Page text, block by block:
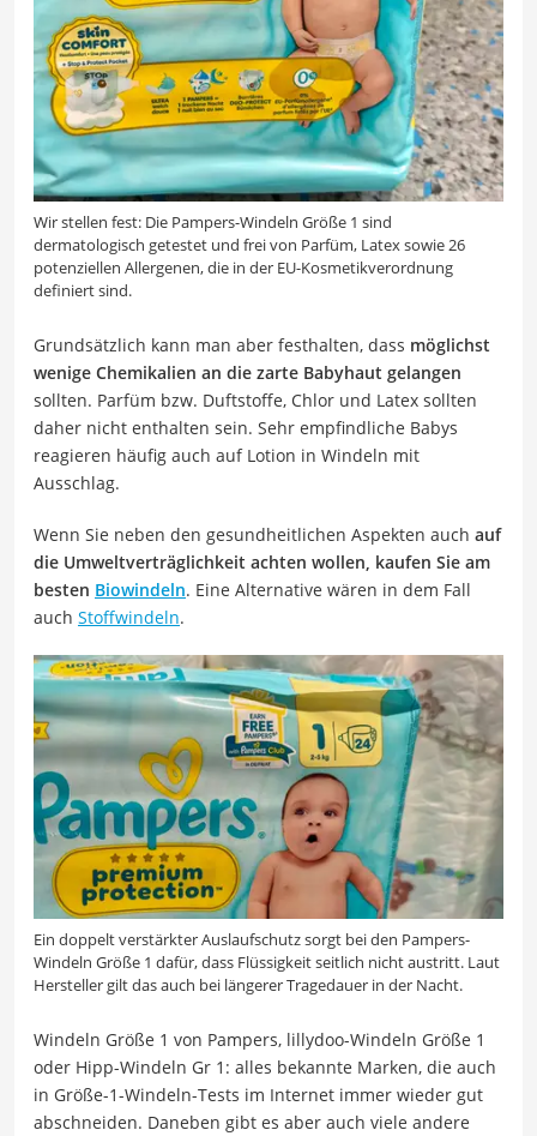
Wir stellen fest: Die Pampers-Windeln Größe 1 sind
dermatologisch getestet und frei von Parfüm, Latex sowie 26
potenziellen Allergenen, die in der EU-Kosmetikverordnung
definiert sind.
Grundsätzlich kann man aber festhalten, dass möglichst
wenige Chemikalien an die zarte Babyhaut gelangen
sollten. Parfüm bzw. Duftstoffe, Chlor und Latex sollten
daher nicht enthalten sein. Sehr empfindliche Babys
reagieren häufig auch auf Lotion in Windeln mit
Ausschlag.
Wenn Sie neben den gesundheitlichen Aspekten auch auf
die Umweltverträglichkeit achten wollen, kaufen Sie am
besten Biowindeln. Eine Alternative wären in dem Fall
auch Stoffwindeln.
Ein doppelt verstärkter Auslaufschutz sorgt bei den Pampers-
Windeln Größe 1 dafür, dass Flüssigkeit seitlich nicht austritt. Laut
Hersteller gilt das auch bei längerer Tragedauer in der Nacht.
Windeln Größe 1 von Pampers, lillydoo-Windeln Größe 1
oder Hipp-Windeln Gr 1: alles bekannte Marken, die auch
in Größe-1-Windeln-Tests im Internet immer wieder gut
abschneiden. Daneben gibt es aber auch viele andere